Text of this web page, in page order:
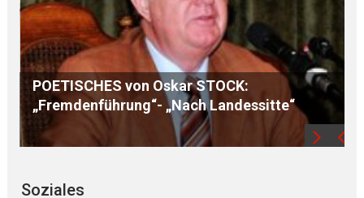
Bewerbungsphase zu den D u l t e n 2027
läuft
Soziales